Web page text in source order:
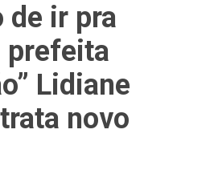
de ir pra
prefeita
Lidiane
novo